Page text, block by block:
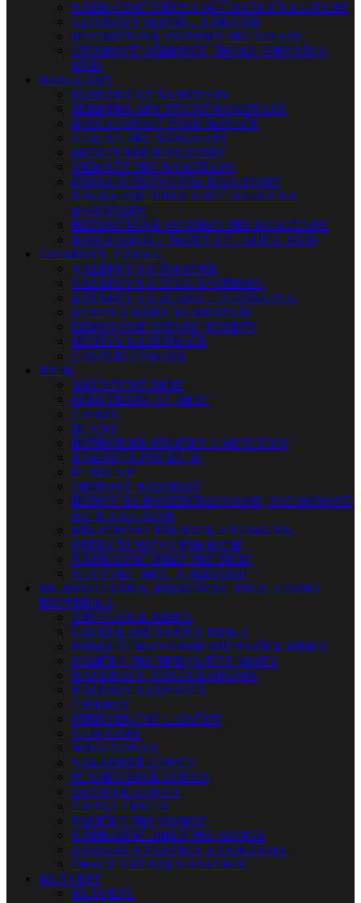
NÁHRADNÉ DIELY A SÚČIASTKY NA GITARY
GITAROVÝ SERVIS – NÁRADIE
BEZDRÔTOVÉ SYSTÉMY PRE GITARY
GITAROVÉ UČEBNICE, ŠKOLY, SPEVNÍKY,
DVD
BASGITARY
ELEKTRICKÉ BASGITARY
ELEKTRO AKUSTICKÉ BASGITARY
BASGITAROVÉ ZOSILŇOVAČE
STRUNY PRE BASGITARY
EFEKTY PRE BASGITARY
SNÍMAČE PRE BASGITARY
PRÍSLUŠENSTVO PRE BASGITARY
NÁHRADNÉ DIELY A SÚČIASTKY NA
BASGITARY
BEZDRÔTOVÉ SYSTÉMY PRE BASGITARY
BASGITAROVÉ ŠKOLY, UČEBNICE, DVD
GITAROVÝ TUNING
NÁLEPKY NA HMATNÍK
NÁLEPKY NA TELO NÁSTROJA
NÁLEPKY NA HLAVU – HEADSTOCK
NOTOVÁ MAPA NA HMATNÍK
LEMOVANIE GITARY, ROZETY
MOTÍVY NA SNÍMAČE
CUSTOM VÝROBA
BICIE
AKUSTICKÉ BICIE
ELEKTRONICKÉ BICIE
ČINELY
BLANY
BUBENÍCKE PALIČKY A METLIČKY
HARDVÉR PRE BICIE
PERKUSIE
ORFFOVÉ NÁSTROJE
BUBNY NA POVZBUDZOVANIE, POCHODOVÉ
BICIE NÁSTROJE
MIKROFÓNY PRE BICIE A PERKUSIE
PRÍSLUŠENSTVO PRE BICIE
NÁHRADNÉ DIELY PRE BICIE
NOTY PRE BICIE A PERKUSIE
MUZIKOTERAPIA, MEDITÁCIA, JOGA, ETHNO,
EZOTERIKA
SPIEVAJÚCE MISKY
LADENÉ SPIEVAJÚCE MISKY
PRISLUŠENSTVO PRE SPIEVAJÚCE MISKY
PALIČKY PRE SPIEVAJÚCE MISKY
HANDPANY, TONGUE DRUMY
KALIMBY A SANSULY
CHIMESY
FREKVENČNÉ LADIČKY
TAM-TAMY
WIND GONGY
NALADENÉ GONGY
PLANETÁRNE GONGY
OSTATNÉ GONGY
ČÍNSKE ČINELY
PALIČKY PRE GONGY
NÁHRADNÉ DIELY PRE GONGY
STOJANY NA GONGY A TAM-TAMY
OBALY A KUFRE NA GONGY
KLÁVESY
KLÁVESY